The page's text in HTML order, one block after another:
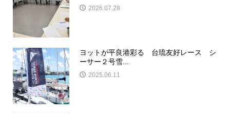
2026.07.28
ヨットが平良港彩る 台琉友好レース シ
ーサー２号雪...
2025.06.11